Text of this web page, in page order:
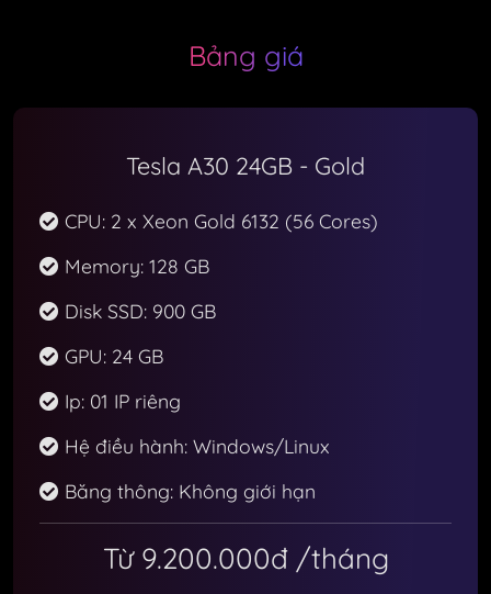
Bảng giá
Tesla A30 24GB - Gold
CPU: 2 x Xeon Gold 6132 (56 Cores)
Memory: 128 GB
Disk SSD: 900 GB
GPU: 24 GB
Ip: 01 IP riêng
Hệ điều hành: Windows/Linux
Băng thông: Không giới hạn
Từ 9.200.000đ /tháng